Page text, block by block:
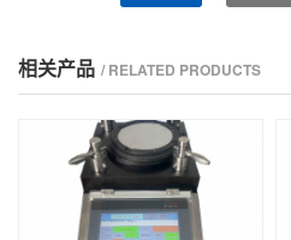
相关产品 / RELATED PRODUCTS